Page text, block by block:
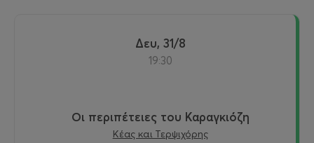
Δευ, 31/8
19:30
Οι περιπέτειες του Καραγκιόζη
Κέας και Τερψιχόρης